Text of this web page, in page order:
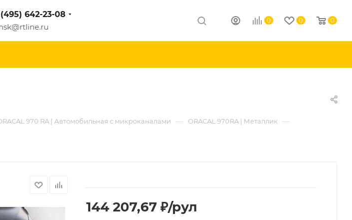
642-23-08
0 0 0
970 RA | Автомобильная с микроканалами — ORACAL 970RA | Металлик —
144 207,67₽/рул